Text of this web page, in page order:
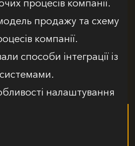
процесів компанії.
продажу та схему
компанії.
способи інтеграції із
налаштування